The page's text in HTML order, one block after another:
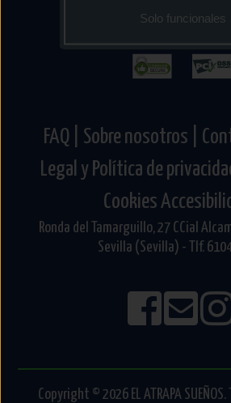
FAQ | Sobre nosotros |
Legal y Política de
Cookies
Ronda del Tamarguillo, 27 CCial
Sevilla (Sevilla) - Tlf.
Copyright © 2026 EL ATRAPA
Solo funcionales